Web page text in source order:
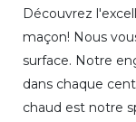
Découvrez
maçon! Nous
surface. Notre
dans chaque
chaud est notre